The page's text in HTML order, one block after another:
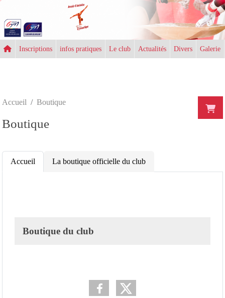
Inscriptions infos pratiques Le club Actualités Divers Galerie
Accueil Boutique
Boutique
Accueil La boutique officielle du club
Boutique du club
Panneau de gestion des cookies